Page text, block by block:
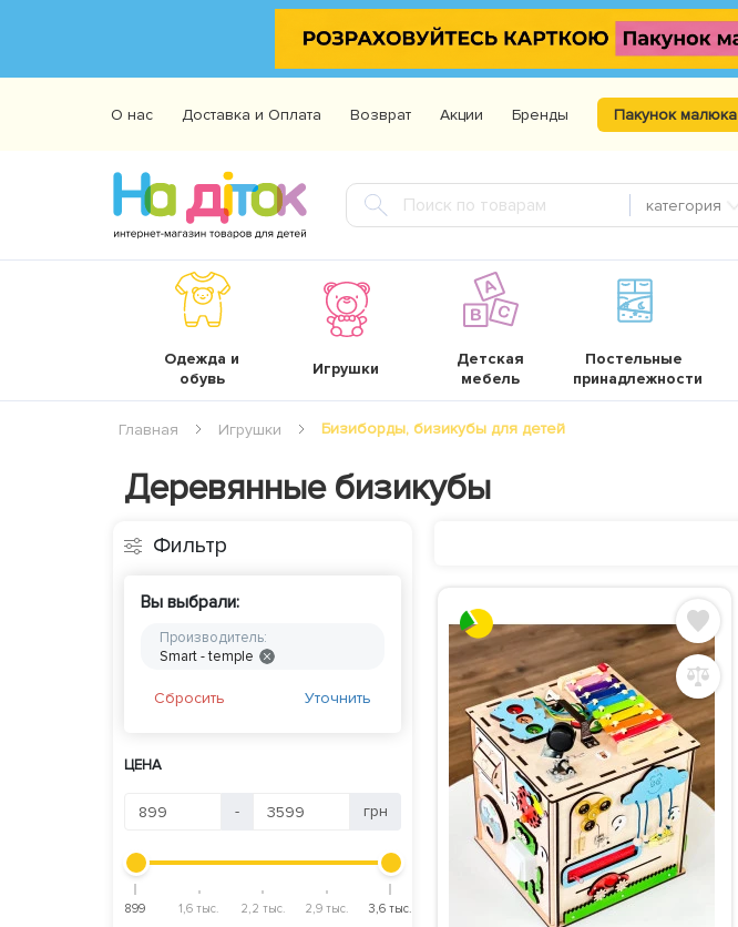
О нас Доставка и Оплата Возврат Акции Бренды Пакунок малюка
категория
Одежда и
обувь
Игрушки
Детская
мебель
Постельные
принадлежности
Главная Игрушки Бизиборды, бизикубы для детей
Деревянные бизикубы
Фильтр
Вы выбрали:
Производитель:
Smart - temple
Сбросить Уточнить
ЦЕНА
- грн
899 1,6 тыс. 2,2 тыс. 2,9 тыс. 3,6 тыс.